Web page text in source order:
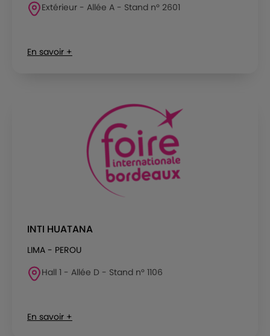
Extérieur - Allée A - Stand n° 2601
En savoir +
INTI HUATANA
LIMA - PEROU
Hall 1 - Allée D - Stand n° 1106
En savoir +